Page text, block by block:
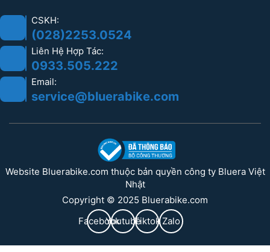
CSKH:
(028)2253.0524
Liên Hệ Hợp Tác:
0933.505.222
Email:
service@bluerabike.com
Website Bluerabike.com thuộc bản quyền công ty Bluera Việt
Nhật
Copyright © 2025 Bluerabike.com
FacebookYoutubeTiktok Zalo